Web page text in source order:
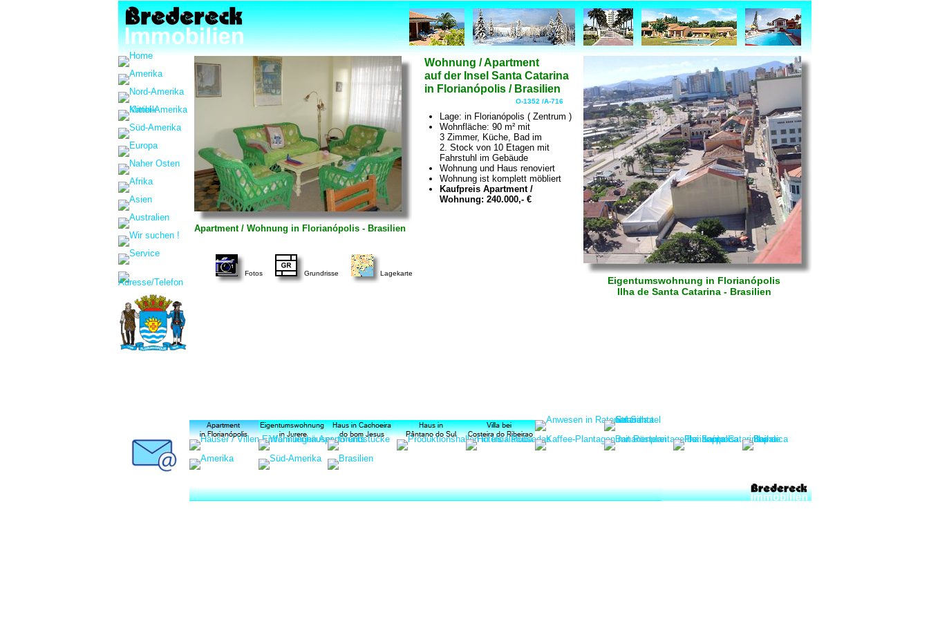
Fotos Grundrisse Lagekarte
Wohnung / Apartment
auf der Insel Santa Catarina
in Florianópolis / Brasilien
O-1352 /A-716
Lage: in Florianópolis ( Zentrum )
Wohnfläche: 90 m² mit
3 Zimmer, Küche, Bad im
2. Stock von 10 Etagen mit
Fahrstuhl im Gebäude
Wohnung und Haus renoviert
Wohnung ist komplett möbliert
Kaufpreis Apartment /
Wohnung: 240.000,- €
Apartment / Wohnung in Florianópolis - Brasilien
Eigentumswohnung in Florianópolis
Ilha de Santa Catarina - Brasilien